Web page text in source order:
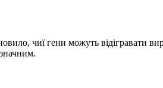
чиї гени можуть відігравати